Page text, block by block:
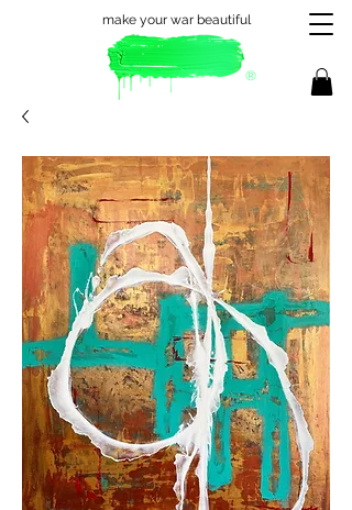
make your war beautiful
®